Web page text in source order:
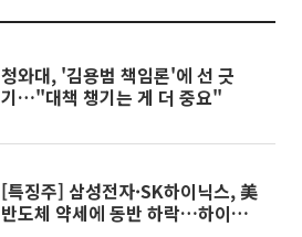
청와대, '김용범 책임론'에 선 긋
기…"대책 챙기는 게 더 중요"
[특징주] 삼성전자·SK하이닉스, 美
반도체 약세에 동반 하락…하이닉스